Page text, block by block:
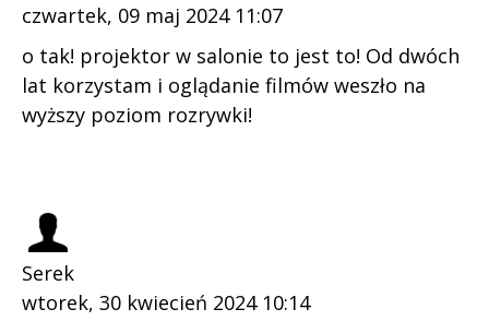
czwartek, 09 maj 2024 11:07
o tak! projektor w salonie to jest to! Od dwóch
lat korzystam i oglądanie filmów weszło na
wyższy poziom rozrywki!
Serek
wtorek, 30 kwiecień 2024 10:14